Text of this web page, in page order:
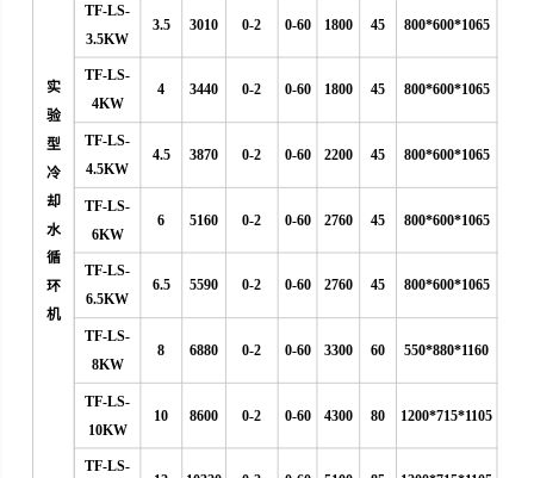
实
验
型
冷
却
水
循
环
机
TF-LS-
3.5KW
3.5 3010 0-2 0-60 1800 45 800*600*1065
TF-LS-
4KW
4 3440 0-2 0-60 1800 45 800*600*1065
TF-LS-
4.5KW
4.5 3870 0-2 0-60 2200 45 800*600*1065
TF-LS-
6KW
6 5160 0-2 0-60 2760 45 800*600*1065
TF-LS-
6.5KW
6.5 5590 0-2 0-60 2760 45 800*600*1065
TF-LS-
8KW
8 6880 0-2 0-60 3300 60 550*880*1160
TF-LS-
10KW
10 8600 0-2 0-60 4300 80 1200*715*1105
TF-LS-